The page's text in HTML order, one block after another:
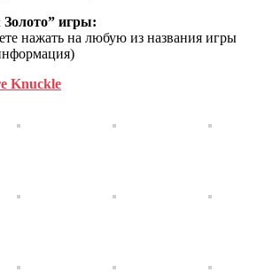
игры:
нажать на любую из названия игры
Knuckle